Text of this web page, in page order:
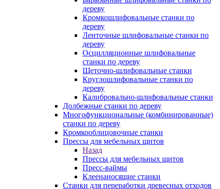
дереву
Кромкошлифовальные станки по
дереву
Ленточные шлифовальные станки по
дереву
Осцилляционные шлифовальные
станки по дереву
Щеточно-шлифовальные станки
Круглошлифовальные станки по
дереву
Калибровально-шлифовальные станки
Долбежные станки по дереву
Многофункциональные (комбинированные)
станки по дереву
Кромкооблицовочные станки
Прессы для мебельных щитов
Назад
Прессы для мебельных щитов
Пресс-ваймы
Клеенаносящие станки
Станки для переработки древесных отходов